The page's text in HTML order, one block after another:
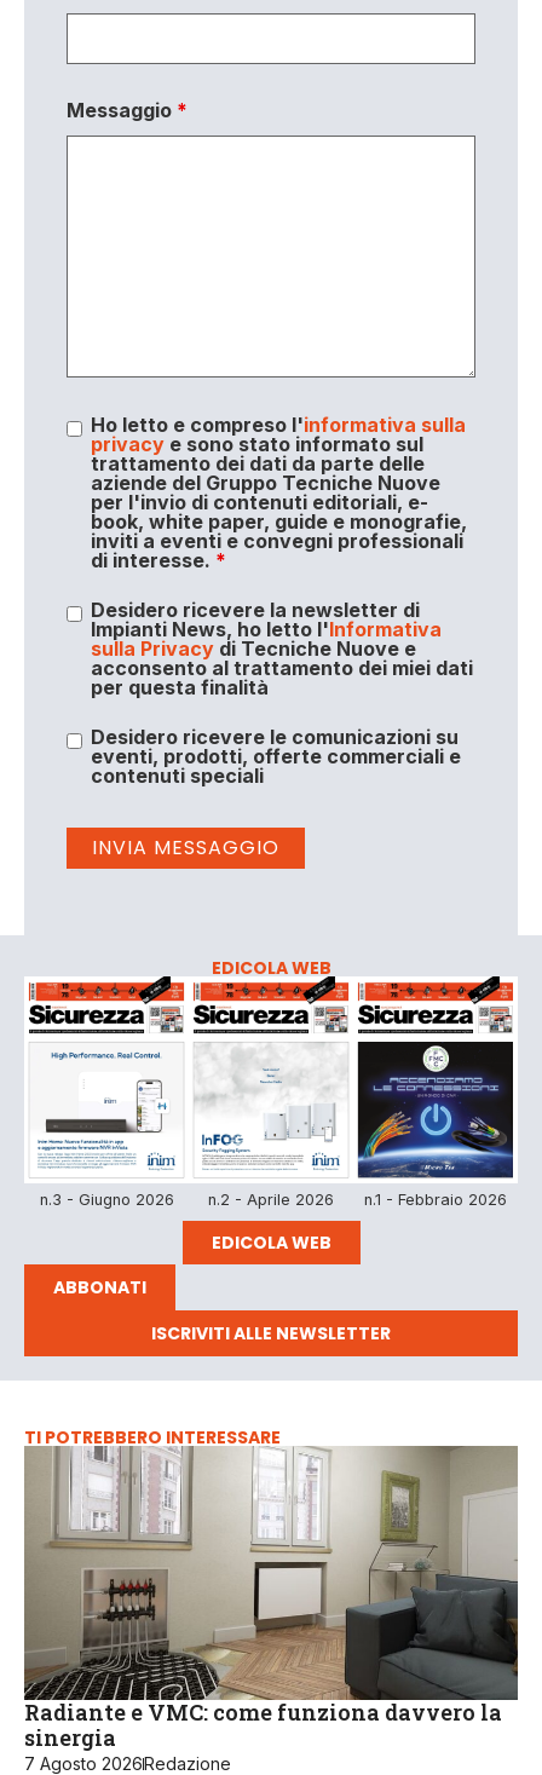
Messaggio *
Ho letto e compreso l'informativa sulla
privacye sono stato informato sul
trattamento dei dati da parte delle
aziende del Gruppo Tecniche Nuove
per l'invio di contenuti editoriali, e-
book, white paper, guide e monografie,
inviti a eventi e convegni professionali
di interesse. *
Desidero ricevere la newsletter di
Impianti News, ho letto l'Informativa
sulla Privacydi Tecniche Nuove e
acconsento al trattamento dei miei dati
per questa finalità
Desidero ricevere le comunicazioni su
eventi, prodotti, offerte commerciali e
contenuti speciali
EDICOLA WEB
n.3 - Giugno 2026 n.2 - Aprile 2026 n.1 - Febbraio 2026
EDICOLA WEB
ABBONATI
ISCRIVITI ALLE NEWSLETTER
TI POTREBBERO INTERESSARE
Radiante e VMC: come funziona davvero la
sinergia
7 Agosto 2026Redazione